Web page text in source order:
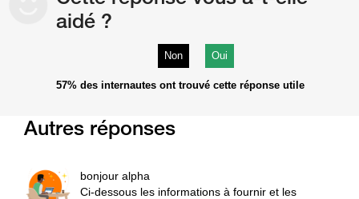
aidé ?
Non Oui
57% des internautes ont trouvé cette réponse utile
Autres réponses
bonjour alpha
Ci-dessous les informations à fournir et les